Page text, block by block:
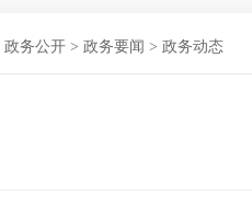
政务公开 > 政务要闻 > 政务动态